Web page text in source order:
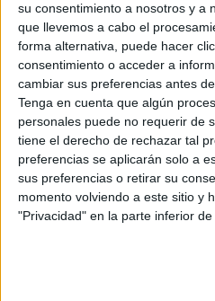
su consentimiento a nosotros y a
que llevemos a cabo el
forma alternativa, puede hacer
consentimiento o acceder a
cambiar sus preferencias antes
Tenga en cuenta que algún
personales puede no requerir de
tiene el derecho de rechazar tal
preferencias se aplicarán solo a
sus preferencias o retirar su
momento volviendo a este sitio y
"Privacidad" en la parte inferior de
Durante tutemporada de
acomodarse. Recuperás tu
escena sin dudas ni
sentís quetenés mayor
florece y tus relaciones se
Capricornio te ayudó a
con Júpiter preparándose para
próximos meses y varios
este mes,los límites
Seguí avanzando y luchando